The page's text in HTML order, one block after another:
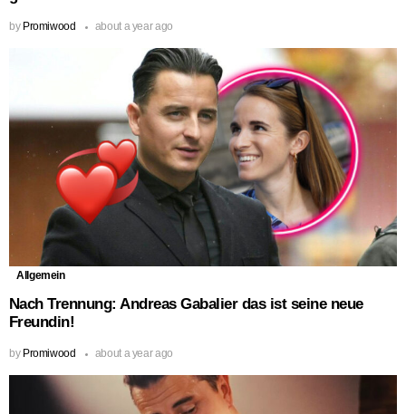
by Promiwood about a year ago
Allgemein
Nach Trennung: Andreas Gabalier das ist seine neue
Freundin!
by Promiwood about a year ago